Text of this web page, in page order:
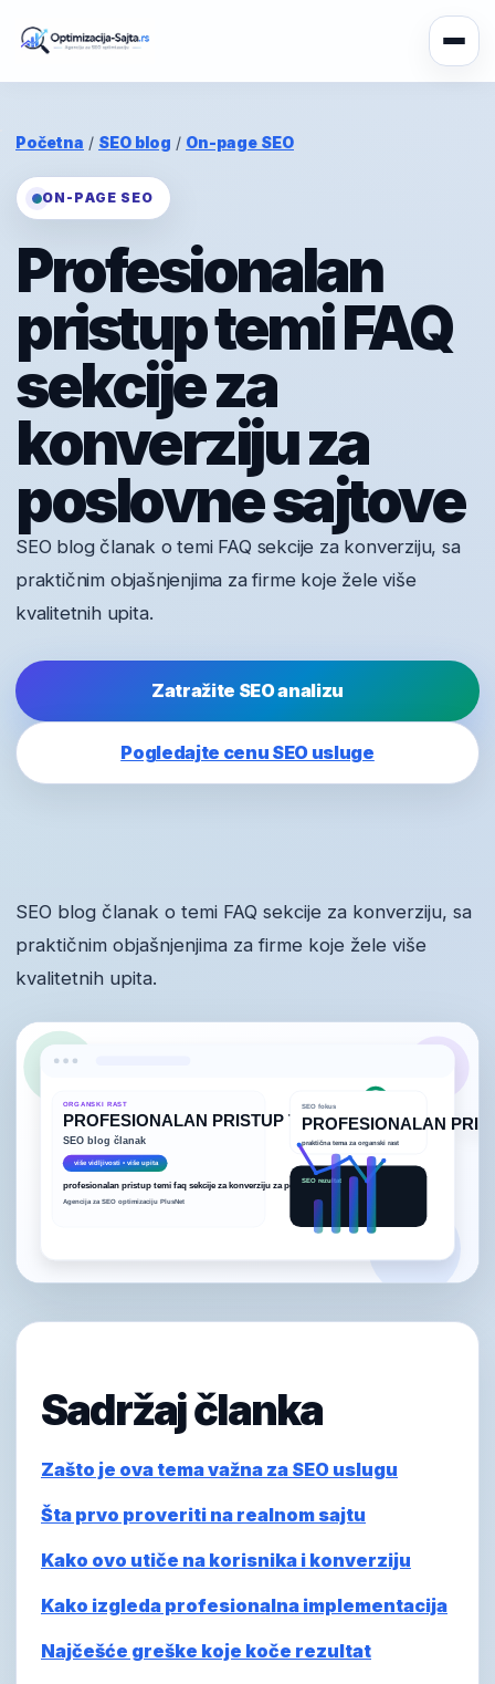
Početna / SEO blog / On-page SEO
ON-PAGE SEO
Profesionalan
pristup temi FAQ
sekcije za
konverziju za
poslovne sajtove
SEO blog članak o temi FAQ sekcije za konverziju, sa
praktičnim objašnjenjima za firme koje žele više
kvalitetnih upita.
Zatražite SEO analizu
Pogledajte cenu SEO usluge
SEO blog članak o temi FAQ sekcije za konverziju, sa
praktičnim objašnjenjima za firme koje žele više
kvalitetnih upita.
Sadržaj članka
Zašto je ova tema važna za SEO uslugu
Šta prvo proveriti na realnom sajtu
Kako ovo utiče na korisnika i konverziju
Kako izgleda profesionalna implementacija
Najčešće greške koje koče rezultat